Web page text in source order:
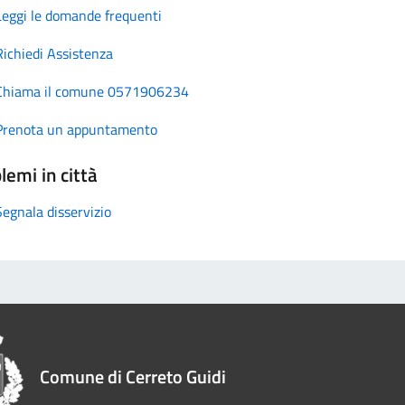
le domande frequenti
Assistenza
il comune 0571906234
un appuntamento
in città
disservizio
Comune di Cerreto Guidi